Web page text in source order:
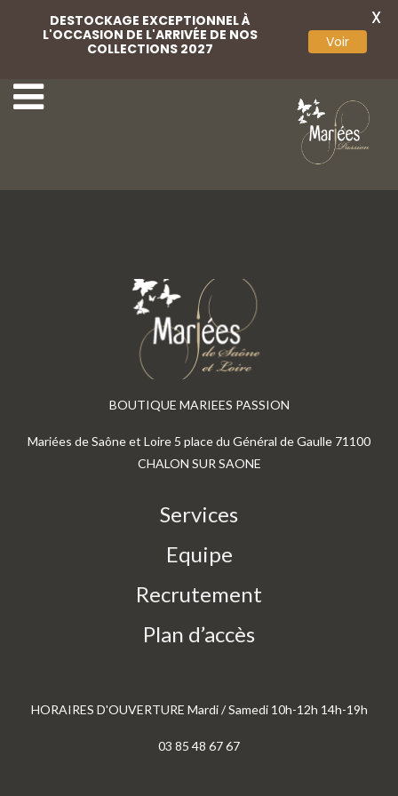
BOUTIQUE MARIEES PASSION
Mariées de Saône et Loire 5 place du Général de Gaulle 71100
CHALON SUR SAONE
Services
Equipe
Recrutement
Plan d’accès
HORAIRES D'OUVERTURE Mardi / Samedi 10h-12h 14h-19h
03 85 48 67 67
DESTOCKAGE EXCEPTIONNEL À
L'OCCASION DE L'ARRIVÉE DE NOS
COLLECTIONS 2027
Voir
X